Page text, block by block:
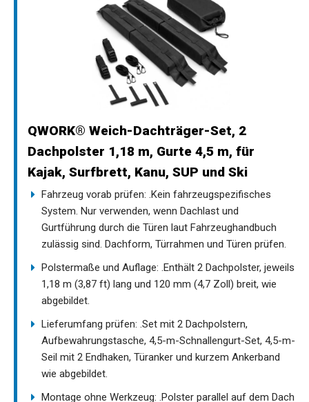
QWORK® Weich-Dachträger-Set, 2
Dachpolster 1,18 m, Gurte 4,5 m, für
Kajak, Surfbrett, Kanu, SUP und Ski
Fahrzeug vorab prüfen: .Kein fahrzeugspezifisches
System. Nur verwenden, wenn Dachlast und
Gurtführung durch die Türen laut Fahrzeughandbuch
zulässig sind. Dachform, Türrahmen und Türen prüfen.
Polstermaße und Auflage: .Enthält 2 Dachpolster, jeweils
1,18 m (3,87 ft) lang und 120 mm (4,7 Zoll) breit, wie
abgebildet.
Lieferumfang prüfen: .Set mit 2 Dachpolstern,
Aufbewahrungstasche, 4,5-m-Schnallengurt-Set, 4,5-m-
Seil mit 2 Endhaken, Türanker und kurzem Ankerband
wie abgebildet.
Montage ohne Werkzeug: .Polster parallel auf dem Dach